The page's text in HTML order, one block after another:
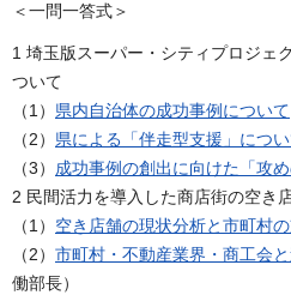
＜一問一答式＞
1 埼玉版スーパー・シティプロジェ
ついて
（1） 県内自治体の成功事例について
（2） 県による「伴走型支援」につ
（3） 成功事例の創出に向けた「攻
2 民間活力を導入した商店街の空き
（1） 空き店舗の現状分析と市町村
（2） 市町村・不動産業界・商工会
働部長）